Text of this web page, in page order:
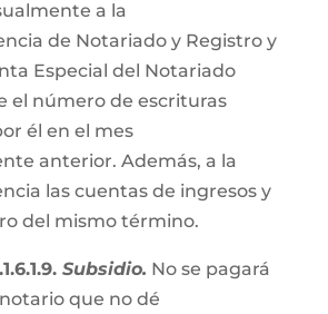
a la
de Notariado y Registro y
Especial del Notariado
el número de escrituras
él en el mes
anterior. Además, a la
las cuentas de ingresos y
del mismo término.
Subsidio. No se pagará
que no dé